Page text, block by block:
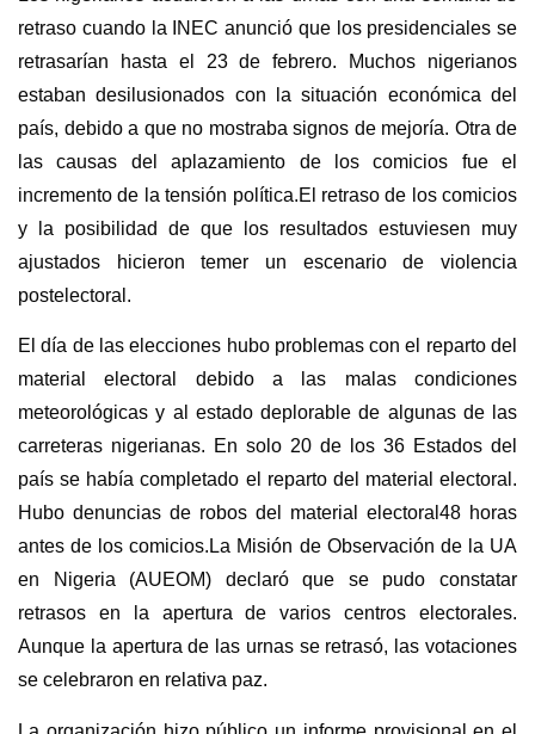
retraso cuando la INEC anunció que los presidenciales se
retrasarían hasta el 23 de febrero. Muchos nigerianos
estaban desilusionados con la situación económica del
país, debido a que no mostraba signos de mejoría. Otra de
las causas del aplazamiento de los comicios fue el
incremento de la tensión política.El retraso de los comicios
y la posibilidad de que los resultados estuviesen muy
ajustados hicieron temer un escenario de violencia
postelectoral.
El día de las elecciones hubo problemas con el reparto del
material electoral debido a las malas condiciones
meteorológicas y al estado deplorable de algunas de las
carreteras nigerianas. En solo 20 de los 36 Estados del
país se había completado el reparto del material electoral.
Hubo denuncias de robos del material electoral48 horas
antes de los comicios.La Misión de Observación de la UA
en Nigeria (AUEOM) declaró que se pudo constatar
retrasos en la apertura de varios centros electorales.
Aunque la apertura de las urnas se retrasó, las votaciones
se celebraron en relativa paz.